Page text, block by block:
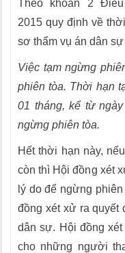
Theo khoản 2
2015 quy định về
sơ thẩm vụ án dân
Việc tạm ngừng
phiên tòa. Thời hạn
01 tháng, kể từ
ngừng phiên tòa.
Hết thời hạn này,
còn thì Hội đồng xét
lý do để ngừng
đồng xét xử ra quyết
dân sự. Hội đồng
cho những người